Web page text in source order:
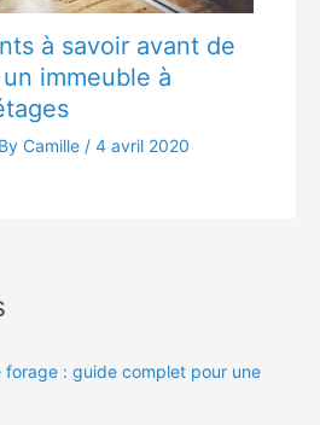
à savoir avant de
immeuble à
Camille / 4 avril 2020
forage : guide complet pour une